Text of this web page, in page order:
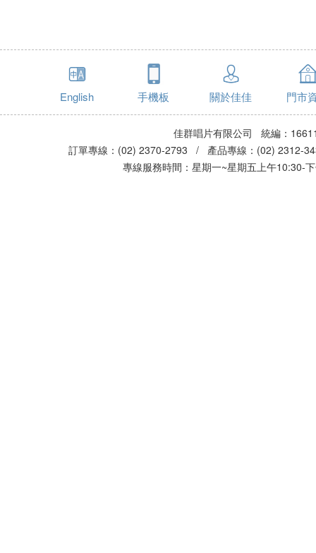
English 手機板 關於佳佳 門市
佳群唱片有限公司 統編：
訂單專線：(02) 2370-2793 / 產品專線：(02)
專線服務時間：星期一~星期五上午10:30-